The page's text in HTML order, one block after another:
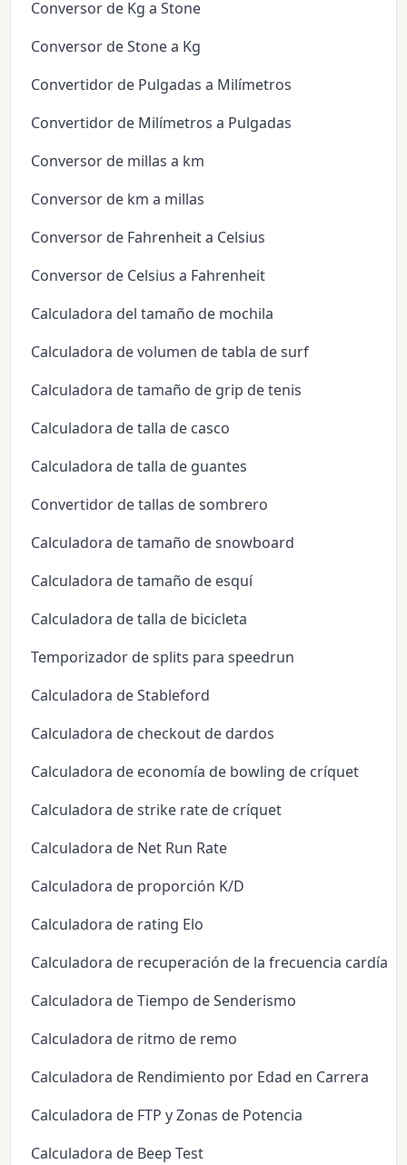
Conversor de Kg a Stone
Conversor de Stone a Kg
Convertidor de Pulgadas a Milímetros
Convertidor de Milímetros a Pulgadas
Conversor de millas a km
Conversor de km a millas
Conversor de Fahrenheit a Celsius
Conversor de Celsius a Fahrenheit
Calculadora del tamaño de mochila
Calculadora de volumen de tabla de surf
Calculadora de tamaño de grip de tenis
Calculadora de talla de casco
Calculadora de talla de guantes
Convertidor de tallas de sombrero
Calculadora de tamaño de snowboard
Calculadora de tamaño de esquí
Calculadora de talla de bicicleta
Temporizador de splits para speedrun
Calculadora de Stableford
Calculadora de checkout de dardos
Calculadora de economía de bowling de críquet
Calculadora de strike rate de críquet
Calculadora de Net Run Rate
Calculadora de proporción K/D
Calculadora de rating Elo
Calculadora de recuperación de la frecuencia cardíaca
Calculadora de Tiempo de Senderismo
Calculadora de ritmo de remo
Calculadora de Rendimiento por Edad en Carrera
Calculadora de FTP y Zonas de Potencia
Calculadora de Beep Test